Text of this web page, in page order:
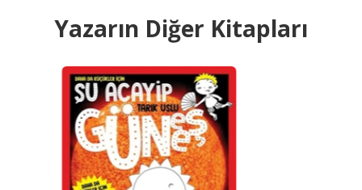
Yazarın Diğer Kitapları